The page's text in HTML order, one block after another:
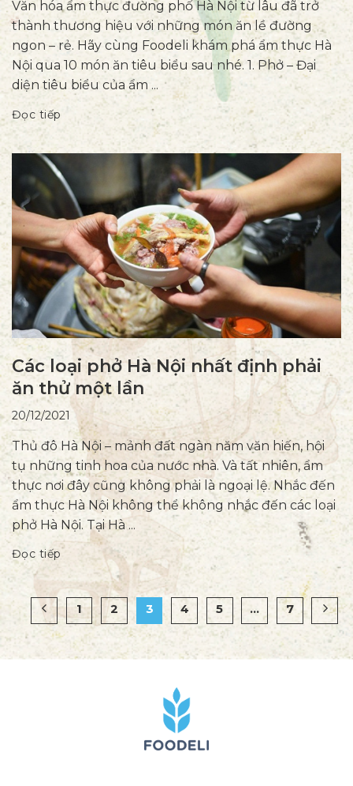
Văn hóa ẩm thực đường phố Hà Nội từ lâu đã trở
thành thương hiệu với những món ăn lề đường
ngon – rẻ. Hãy cùng Foodeli khám phá ẩm thực Hà
Nội qua 10 món ăn tiêu biểu sau nhé. 1. Phở – Đại
diện tiêu biểu của ẩm ...
Đọc tiếp
Các loại phở Hà Nội nhất định phải
20/12/2021
Thủ đô Hà Nội – mảnh đất ngàn năm văn hiến, hội
tụ những tinh hoa của nước nhà. Và tất nhiên, ẩm
thực nơi đây cũng không phải là ngoại lệ. Nhắc đến
ẩm thực Hà Nội không thể không nhắc đến các loại
phở Hà Nội. Tại Hà ...
Đọc tiếp
1 2 3 4 5 … 7